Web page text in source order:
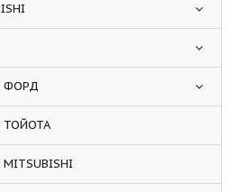
ФОРД
ТОЙОТА